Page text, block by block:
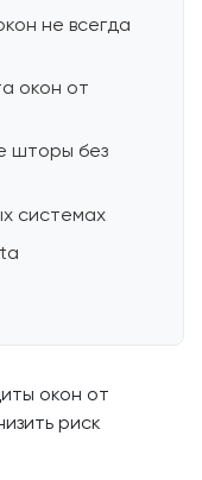
не всегда
окон от
шторы без
системах